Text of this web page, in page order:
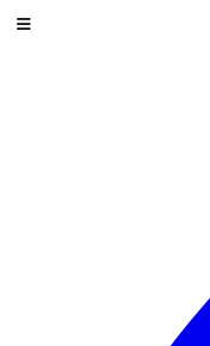
Saltar al contenido